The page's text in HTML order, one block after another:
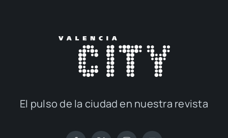
El pul­so de la ciu­dad en nues­tra revis­ta